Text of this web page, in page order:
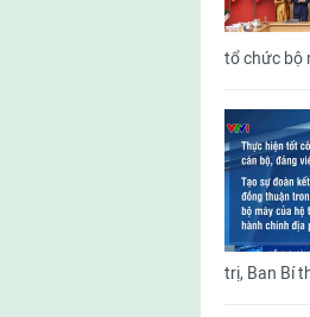
tổ chức bộ
trị, Ban Bí